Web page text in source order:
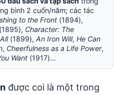
bình 2 cuốn/năm; các tác
to the Front (1894),
(1895), Character: The
(1899), An Iron Will, He Can
, Cheerfulness as a Life Power,
Want (1917)…
được coi là một trong